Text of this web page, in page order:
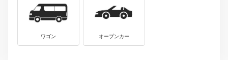
ワゴン オープンカー